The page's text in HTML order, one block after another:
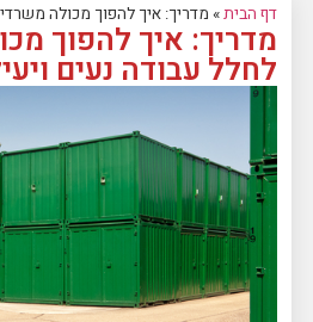
דף הבית» מדריך: איך להפוך מכולה
מדריך: איך להפוך
לחלל עבודה נעים